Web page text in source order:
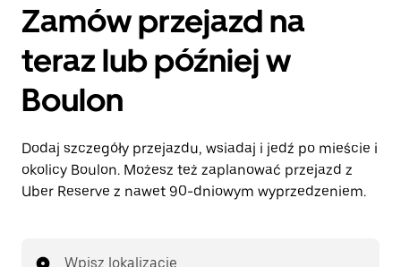
Zamów przejazd na
teraz lub później w
Boulon
Dodaj szczegóły przejazdu, wsiadaj i jedź po mieście i
okolicy Boulon. Możesz też zaplanować przejazd z
Uber Reserve z nawet 90-dniowym wyprzedzeniem.
Wpisz lokalizację